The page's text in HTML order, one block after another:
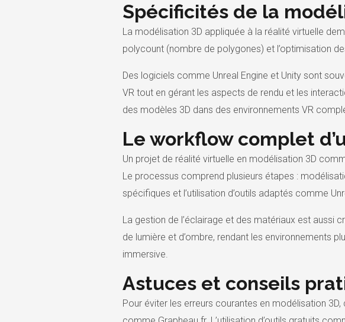
Spécificités de la
La modélisation 3D appliquée à la réalité virtuelle
polycount (nombre de polygones) et l’optimisation
Des logiciels comme Unreal Engine et Unity sont
VR tout en gérant les aspects de rendu et les
des modèles 3D dans des environnements VR
Le workflow complet
Un projet de réalité virtuelle en modélisation 3D
Le processus comprend plusieurs étapes :
spécifiques et l’utilisation d’outils adaptés comme
La gestion de l’éclairage et des matériaux est aussi
de lumière et d’ombre, rendant les environnements
immersive.
Astuces et conseils
Pour éviter les erreurs courantes en modélisation